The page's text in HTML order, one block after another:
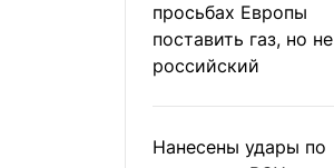
просьбах Европы
поставить газ, но не
российский
Нанесены удары по